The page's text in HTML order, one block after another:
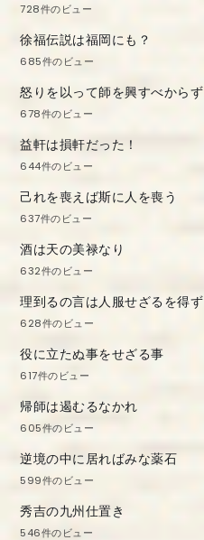
728件のビュー
徐福伝説は福岡にも？
685件のビュー
怒りを以って師を興すべからず
678件のビュー
益軒は損軒だった！
644件のビュー
己れを喪えば斯に人を喪う
637件のビュー
酒は天の美禄なり
632件のビュー
理到るの言は人服せざるを得ず
628件のビュー
役に立たぬ事をせざる事
617件のビュー
帰師は遏むるなかれ
605件のビュー
逆境の中に居ればみな薬石
599件のビュー
秀吉の九州仕置き
546件のビュー